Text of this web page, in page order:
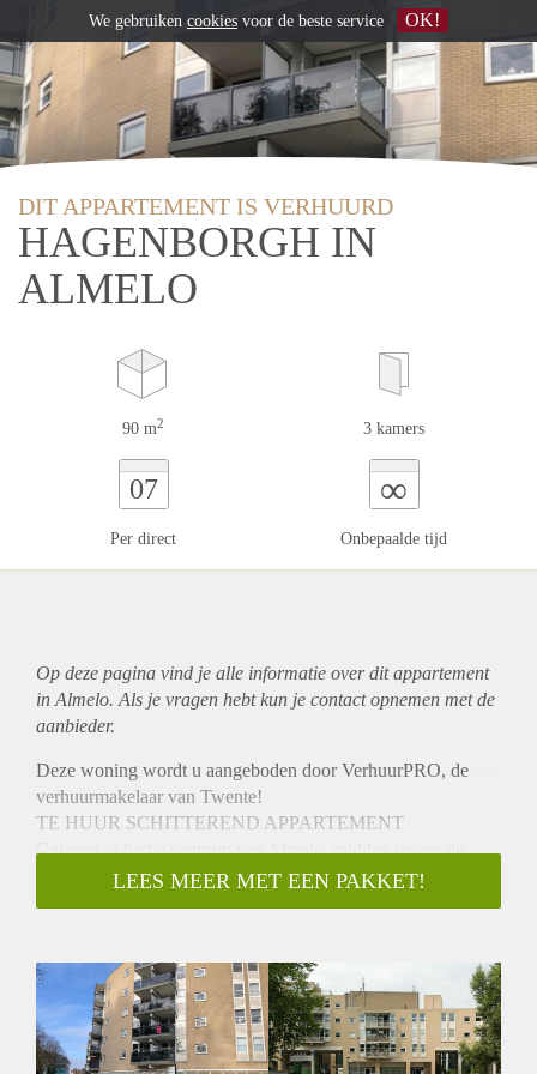
DIT APPARTEMENT IS VERHUURD
HAGENBORGH IN
ALMELO
90 m2 3 kamers
07
Per direct
∞
Onbepaalde tijd
Op deze pagina vind je alle informatie over ditappartement
in Almelo. Als je vragen hebt kun je contact opnemen met de
aanbieder.
Deze woning wordt u aangeboden door VerhuurPRO, de
verhuurmakelaar van Twente!
TE HUUR SCHITTEREND APPARTEMENT
Gelegen in hartje centrum van Almelo, midden tussen de
winkels en dichtbij de Gravenallee ligt dit prachtige
appartement op de 3e verdieping waar u zo in kunt!
keuken, toilet en badkamer. Het appartement is voorzien van
een waterontharder en heeft een inpandige fietsenberging.
INDELING:
Hal met toilet, berging, badkamer met wastafel, douche en
LEES MEER MET EEN PAKKET!
We gebruiken cookies voor de beste service OK!